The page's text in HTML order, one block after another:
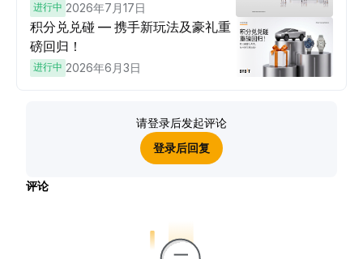
进行中 2026年7月17日
积分兑兑碰 — 携手新玩法及豪礼重
磅回归！
进行中 2026年6月3日
请登录后发起评论
登录后回复
评论